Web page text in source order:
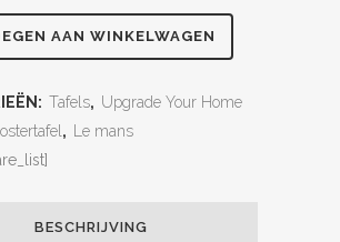
AAN WINKELWAGEN
Tafels, Upgrade Your Home
,
Le mans
BESCHRIJVING